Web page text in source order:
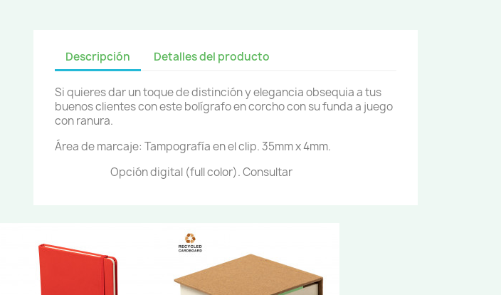
Descripción Detalles del producto
Si quieres dar un toque de distinción y elegancia obsequia a tus
buenos clientes con este bolígrafo en corcho con su funda a juego
con ranura.
Área de marcaje: Tampografía en el clip. 35mm x 4mm.
Opción digital (full color). Consultar